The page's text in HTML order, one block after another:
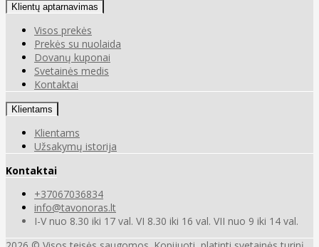
Klientų aptarnavimas
Visos prekės
Prekės su nuolaida
Dovanų kuponai
Svetainės medis
Kontaktai
Klientams
Klientams
Užsakymų istorija
Kontaktai
+37067036834
info@tavonoras.lt
I-V nuo 8.30 iki 17 val. VI 8.30 iki 16 val. VII nuo 9 iki 14 val.